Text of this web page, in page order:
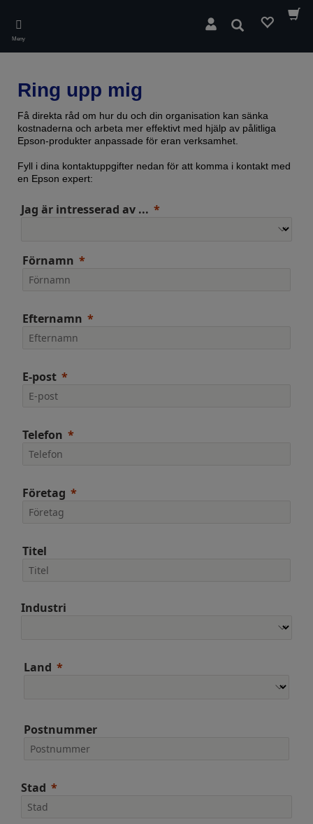
main
content
Meny
Sök
Ring upp mig
Få direkta råd om hur du och din organisation kan sänka
kostnaderna och arbeta mer effektivt med hjälp av pålitliga
Epson-produkter anpassade för eran verksamhet.
Fyll i dina kontaktuppgifter nedan för att komma i kontakt med
en Epson expert:
Jag är intresserad av ...
Förnamn
Efternamn
E-post
Telefon
Företag
Titel
Industri
Land
Postnummer
Stad